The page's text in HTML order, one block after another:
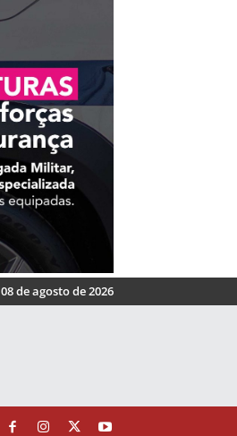
08 de agosto de 2026